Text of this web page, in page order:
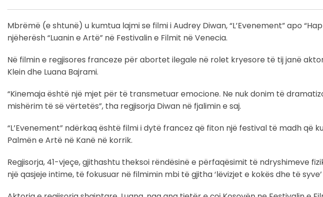
Mbrëmë (e shtunë) u kumtua lajmi se filmi i Audrey Diwan, “L’Evenement” apo
njëherësh “Luanin e Artë” në Festivalin e Filmit në Venecia.
Në filmin e regjisores franceze për abortet ilegale në rolet kryesore të tij janë
Klein dhe Luana Bajrami.
“Kinemaja është një mjet për të transmetuar emocione. Ne nuk donim të
mishërim të së vërtetës”, tha regjisorja Diwan në fjalimin e saj.
“L’Evenement” ndërkaq është filmi i dytë francez që fiton një festival të madh që
Palmën e Artë në Kanë në korrik.
Regjisorja, 41-vjeçe, gjithashtu theksoi rëndësinë e përfaqësimit të ndryshimeve
një qasjeje intime, të fokusuar në filmimin mbi të gjitha ‘lëvizjet e kokës dhe të